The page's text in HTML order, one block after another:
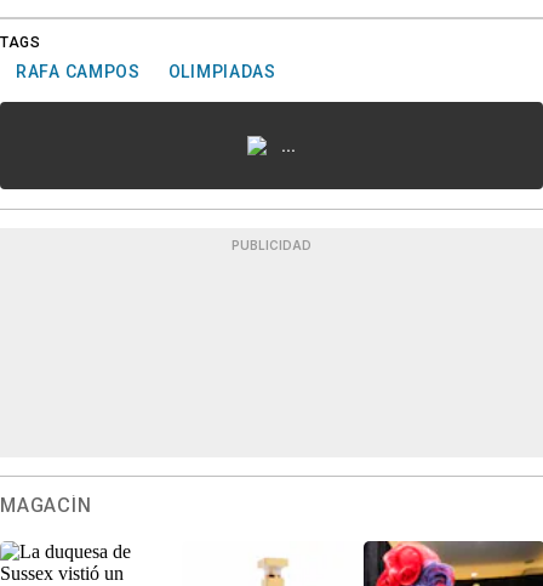
TAGS
RAFA CAMPOS OLIMPIADAS
...
PUBLICIDAD
MAGACÍN